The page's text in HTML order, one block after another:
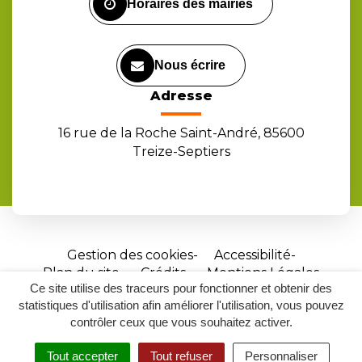
Ce site utilise des traceurs pour fonctionner et obtenir des
statistiques d'utilisation afin améliorer l'utilisation, vous pouvez
contrôler ceux que vous souhaitez activer.
Tout accepter Tout refuser Personnaliser
Horaires des mairies
Nous écrire
Adresse
16 rue de la Roche Saint-André, 85600
Treize-Septiers
Gestion des cookies
Accessibilité
Plan du site
Crédits
Mentions Légales
Site
réalisé
par
Inovagora